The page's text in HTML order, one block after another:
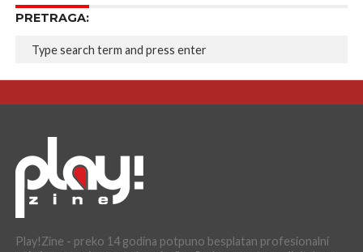
PRETRAGA:
Play!Zine - preko 14 godina potpuno besplatan profesionalni